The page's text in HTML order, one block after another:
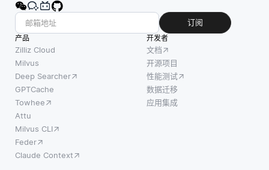
订阅
产品
Zilliz Cloud
Milvus
Deep Searcher
GPTCache
Towhee
Attu
Milvus CLI
Feder
Claude Context
开发者
文档
开源项目
性能测试
数据迁移
应用集成